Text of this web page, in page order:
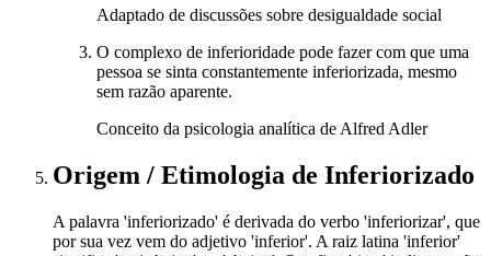
Adaptado de discussões sobre desigualdade social
O complexo de inferioridade pode fazer com que uma
pessoa se sinta constantemente inferiorizada, mesmo
sem razão aparente.
Conceito da psicologia analítica de Alfred Adler
Origem / Etimologia de Inferiorizado
A palavra 'inferiorizado' é derivada do verbo 'inferiorizar', que
por sua vez vem do adjetivo 'inferior'. A raiz latina 'inferior'